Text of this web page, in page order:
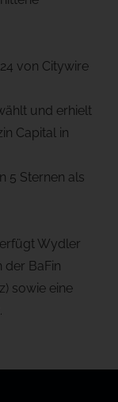
von Citywire
und erhielt
Capital in
5 Sternen als
Wydler
BaFin
sowie eine